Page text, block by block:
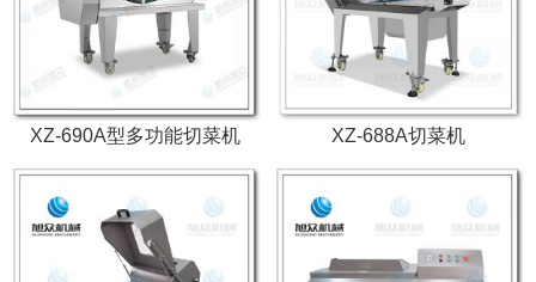
XZ-690A型多功能切菜机 XZ-688A切菜机